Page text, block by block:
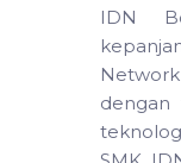
IDN
dengan